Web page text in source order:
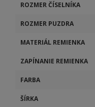
ROZMER ČÍSELNÍKA
ROZMER PUZDRA
MATERIÁL REMIENKA
ZAPÍNANIE REMIENKA
FARBA
ŠÍRKA